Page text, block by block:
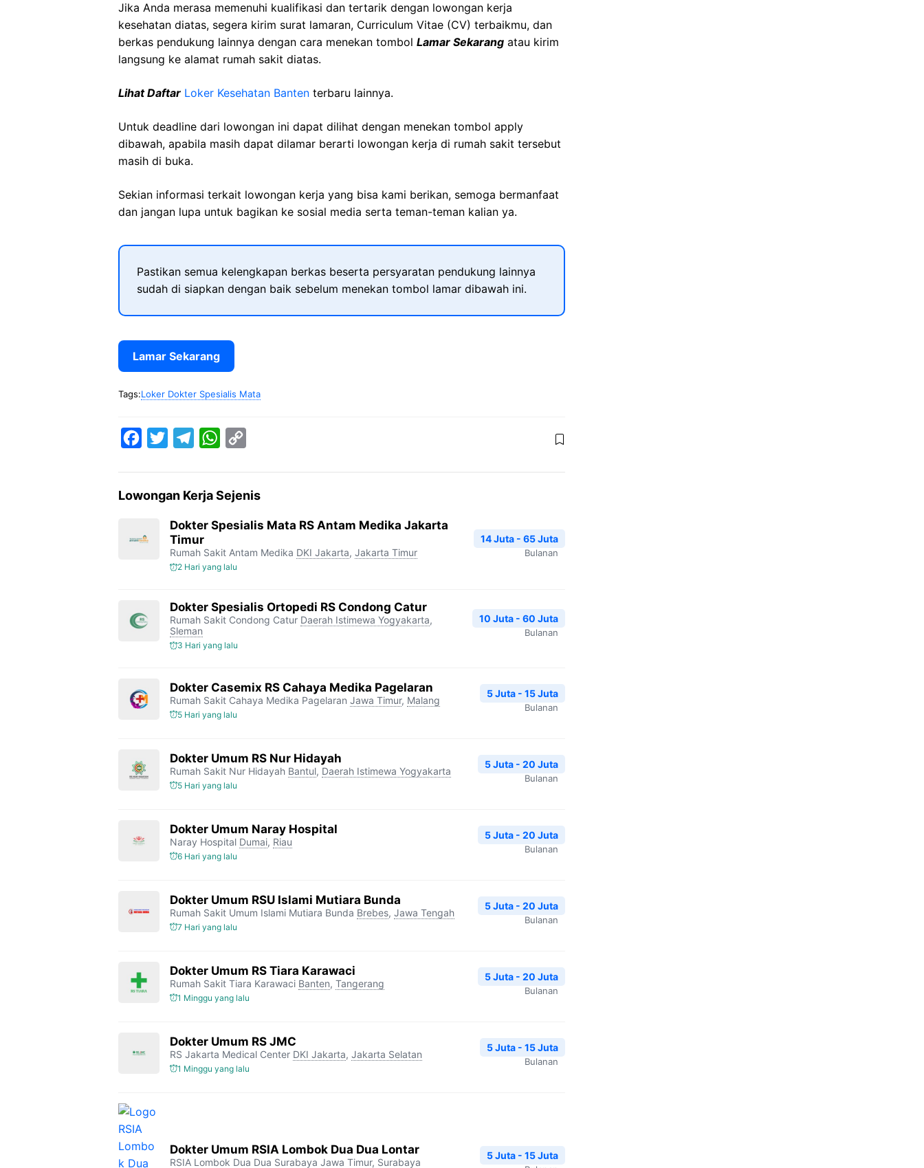
Jika Anda merasa memenuhi kualifikasi dan tertarik dengan lowongan kerja
kesehatan diatas, segera kirim surat lamaran, Curriculum Vitae (CV) terbaikmu, dan
berkas pendukung lainnya dengan cara menekan tombol Lamar Sekarang atau kirim
langsung ke alamat rumah sakit diatas.
Lihat Daftar Loker Kesehatan Banten terbaru lainnya.
Untuk deadline dari lowongan ini dapat dilihat dengan menekan tombol apply
dibawah, apabila masih dapat dilamar berarti lowongan kerja di rumah sakit tersebut
masih di buka.
Sekian informasi terkait lowongan kerja yang bisa kami berikan, semoga bermanfaat
dan jangan lupa untuk bagikan ke sosial media serta teman-teman kalian ya.
Pastikan semua kelengkapan berkas beserta persyaratan pendukung lainnya
sudah di siapkan dengan baik sebelum menekan tombol lamar dibawah ini.
Lamar Sekarang
Tags:Loker Dokter Spesialis Mata
e
o
t
t
e
r
e
g
r
a
W
t
s
p
y
L
Lowongan Kerja Sejenis
Dokter Spesialis Mata RS Antam Medika Jakarta
Timur
Rumah Sakit Antam Medika DKI Jakarta, Jakarta Timur
2 Hari yang lalu
14 Juta - 65 Juta
Bulanan
Dokter Spesialis Ortopedi RS Condong Catur
Rumah Sakit Condong Catur Daerah Istimewa Yogyakarta,
Sleman
3 Hari yang lalu
10 Juta - 60 Juta
Bulanan
Dokter Casemix RS Cahaya Medika Pagelaran
Rumah Sakit Cahaya Medika Pagelaran Jawa Timur, Malang
5 Hari yang lalu
5 Juta - 15 Juta
Bulanan
Dokter Umum RS Nur Hidayah
Rumah Sakit Nur Hidayah Bantul, Daerah Istimewa Yogyakarta
5 Hari yang lalu
5 Juta - 20 Juta
Bulanan
Dokter Umum Naray Hospital
Naray Hospital Dumai, Riau
6 Hari yang lalu
5 Juta - 20 Juta
Bulanan
Dokter Umum RSU Islami Mutiara Bunda
Rumah Sakit Umum Islami Mutiara Bunda Brebes, Jawa Tengah
7 Hari yang lalu
5 Juta - 20 Juta
Bulanan
Dokter Umum RS Tiara Karawaci
Rumah Sakit Tiara Karawaci Banten, Tangerang
1 Minggu yang lalu
5 Juta - 20 Juta
Bulanan
Dokter Umum RS JMC
RS Jakarta Medical Center DKI Jakarta, Jakarta Selatan
1 Minggu yang lalu
5 Juta - 15 Juta
Bulanan
Dokter Umum RSIA Lombok Dua Dua Lontar
RSIA Lombok Dua Dua Surabaya Jawa Timur, Surabaya
5 Juta - 15 Juta